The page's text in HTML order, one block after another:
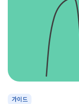
가이드